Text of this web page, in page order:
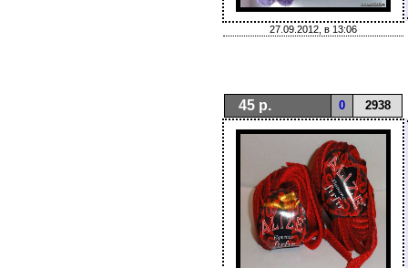
27.09.2012, в 13:06
45 р. 0 2938